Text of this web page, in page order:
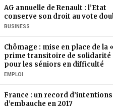
AG annuelle de Renault : l’Etat
conserve son droit au vote
BUSINESS
Chômage : mise en place de la
prime transitoire de solidarité
pour les séniors en difficulté
EMPLOI
France : un record d’intentions
d’embauche en 2017